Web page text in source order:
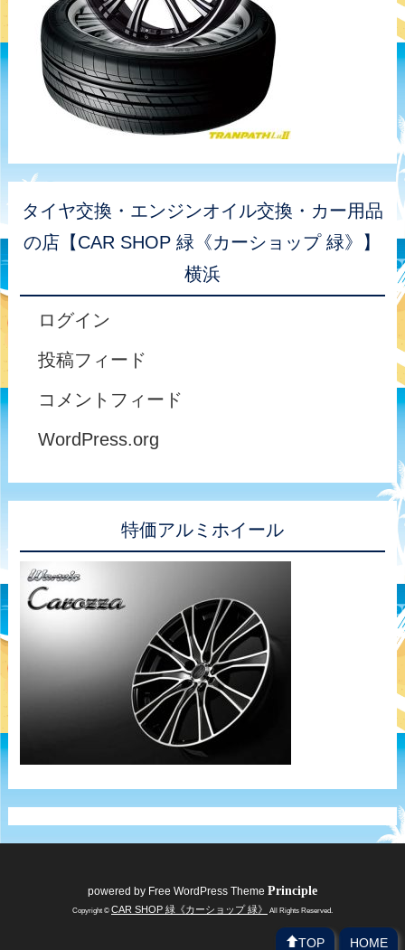
タイヤ交換・エンジンオイル交換・カー用品
の店【CAR SHOP 緑《カーショップ 緑》】
横浜
ログイン
投稿フィード
コメントフィード
WordPress.org
特価アルミホイール
powered by Free WordPress Theme Principle
Copyright © CAR SHOP 緑《カーショップ 緑》 All Rights Reserved.
HOME
TOP